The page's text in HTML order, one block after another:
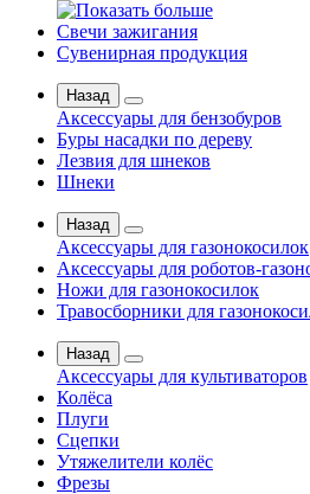
Свечи зажигания
Сувенирная продукция
Назад
Аксессуары для бензобуров
Буры насадки по дереву
Лезвия для шнеков
Шнеки
Назад
Аксессуары для газонокосилок
Аксессуары для роботов-
Ножи для газонокосилок
Травосборники для
Назад
Аксессуары для культиваторов
Колёса
Плуги
Сцепки
Утяжелители колёс
Фрезы